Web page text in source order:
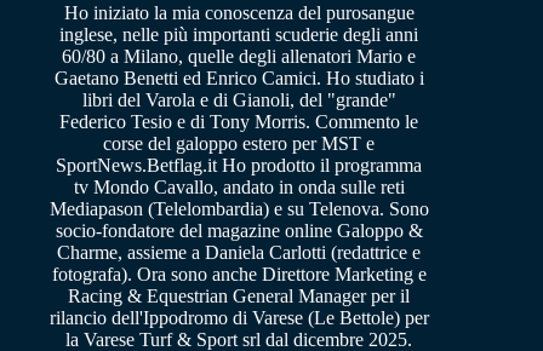
Ho iniziato la mia conoscenza del purosangue
inglese, nelle più importanti scuderie degli anni
60/80 a Milano, quelle degli allenatori Mario e
Gaetano Benetti ed Enrico Camici. Ho studiato i
libri del Varola e di Gianoli, del "grande"
Federico Tesio e di Tony Morris. Commento le
corse del galoppo estero per MST e
SportNews.Betflag.it Ho prodotto il programma
tv Mondo Cavallo, andato in onda sulle reti
Mediapason (Telelombardia) e su Telenova. Sono
socio-fondatore del magazine online Galoppo &
Charme, assieme a Daniela Carlotti (redattrice e
fotografa). Ora sono anche Direttore Marketing e
Racing & Equestrian General Manager per il
rilancio dell'Ippodromo di Varese (Le Bettole) per
la Varese Turf & Sport srl dal dicembre 2025.